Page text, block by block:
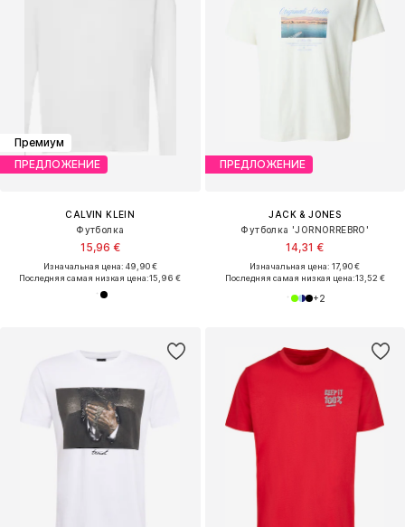
Премиум
ПРЕДЛОЖЕНИЕ
CALVIN KLEIN
Футболка
15,96 €
Изначальная цена: 49,90 €
Последняя самая низкая цена:15,96 €
ПРЕДЛОЖЕНИЕ
JACK & JONES
Футболка 'JORNORREBRO'
14,31 €
Изначальная цена: 17,90 €
Последняя самая низкая цена:13,52 €
+2